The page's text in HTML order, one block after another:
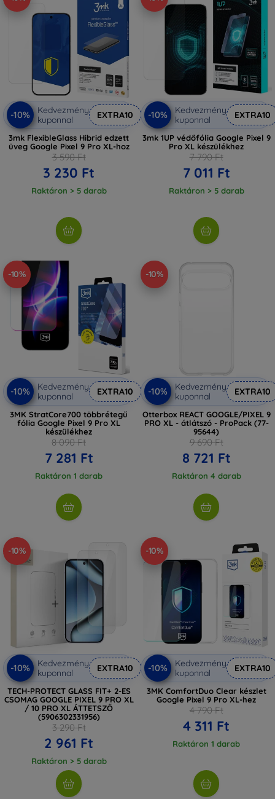
-10%
Kedvezmény
kuponnal
EXTRA10
3mk FlexibleGlass Hibrid edzett
üveg Google Pixel 9 Pro XL-hoz
3 590 Ft
3 230 Ft
Raktáron > 5 darab
-10%
Kedvezmény
kuponnal
EXTRA10
3mk 1UP védőfólia Google Pixel 9
Pro XL készülékhez
7 790 Ft
7 011 Ft
Raktáron > 5 darab
-10%
-10%
Kedvezmény
kuponnal
EXTRA10
3MK StratCore700 többrétegű
fólia Google Pixel 9 Pro XL
készülékhez
8 090 Ft
7 281 Ft
Raktáron 1 darab
-10%
-10%
Kedvezmény
kuponnal
EXTRA10
Otterbox REACT GOOGLE/PIXEL 9
PRO XL - átlátszó - ProPack (77-
95644)
9 690 Ft
8 721 Ft
Raktáron 4 darab
-10%
-10%
Kedvezmény
kuponnal
EXTRA10
TECH-PROTECT GLASS FIT+ 2-ES
CSOMAG GOOGLE PIXEL 9 PRO XL
/ 10 PRO XL ÁTTETSZŐ
(5906302331956)
3 290 Ft
2 961 Ft
Raktáron > 5 darab
-10%
-10%
Kedvezmény
kuponnal
EXTRA10
3MK ComfortDuo Clear készlet
Google Pixel 9 Pro XL-hez
4 790 Ft
4 311 Ft
Raktáron 1 darab